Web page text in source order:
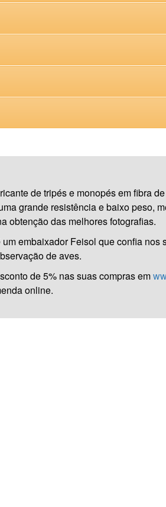
de tripés e monopés em fibra
grande resistência e baixo peso,
obtenção das melhores fotografias.
embaixador Feisol que confia
de aves.
de 5% nas suas compras em
online.